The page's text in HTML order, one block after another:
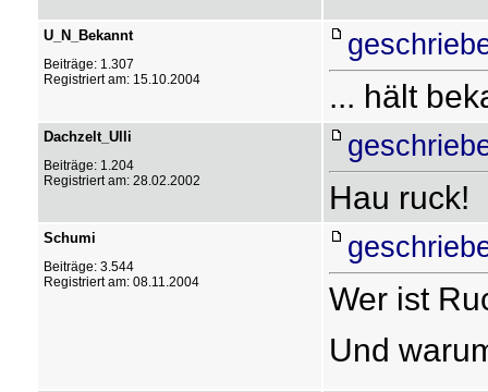
U_N_Bekannt
Beiträge: 1.307
Registriert am: 15.10.2004
... hält
Dachzelt_Ulli
Beiträge: 1.204
Registriert am: 28.02.2002
Hau ruck!
Schumi
Beiträge: 3.544
Registriert am: 08.11.2004
Wer ist
Und